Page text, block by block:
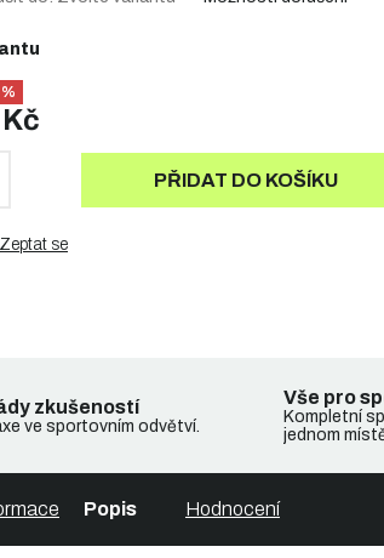
PŘIDAT DO KOŠÍKU
Zeptat se
zkušeností
ve sportovním odvětví.
Vše pro
Kompletní
jednom
Popis Hodnocení